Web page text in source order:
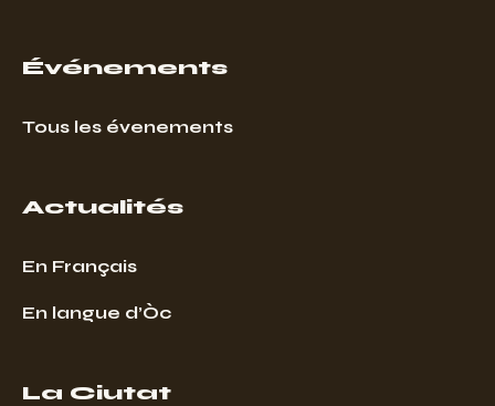
Événements
Tous les évenements
Actualités
En Français
En langue d’Òc
La Ciutat